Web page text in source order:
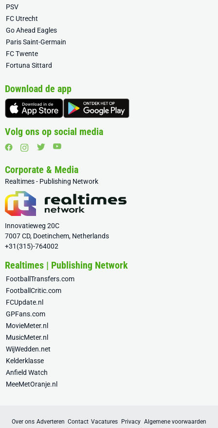
PSV
FC Utrecht
Go Ahead Eagles
Paris Saint-Germain
FC Twente
Fortuna Sittard
Download de app
Volg ons op social media
Corporate & Media
Realtimes - Publishing Network
Innovatieweg 20C
7007 CD, Doetinchem, Netherlands
+31(315)-764002
Realtimes | Publishing Network
FootballTransfers.com
FootballCritic.com
FCUpdate.nl
GPFans.com
MovieMeter.nl
MusicMeter.nl
WijWedden.net
Kelderklasse
Anfield Watch
MeeMetOranje.nl
Over ons Adverteren Contact Vacatures Privacy Algemene voorwaarden